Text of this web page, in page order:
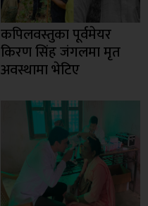
कपिलवस्तुका पूर्वमेयर
किरण सिंह जंगलमा मृत
अवस्थामा भेटिए